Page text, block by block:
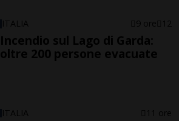
ITALIA 9 ore 12
Incendio sul Lago di Garda:
oltre 200 persone evacuate
ITALIA 11 ore